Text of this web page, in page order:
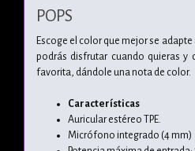
POPS
Escoge el color que mejor se adapte
podrás disfrutar cuando quieras y
favorita, dándole una nota de color.
Características
Auricular estéreo TPE.
Micrófono integrado (4 mm)